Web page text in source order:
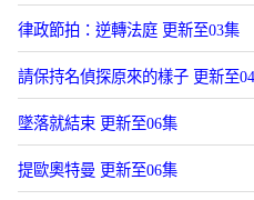
律政節拍：逆轉法庭 更新至03集
請保持名偵探原來的樣子 更新至
墜落就結束 更新至06集
提歐奧特曼 更新至06集